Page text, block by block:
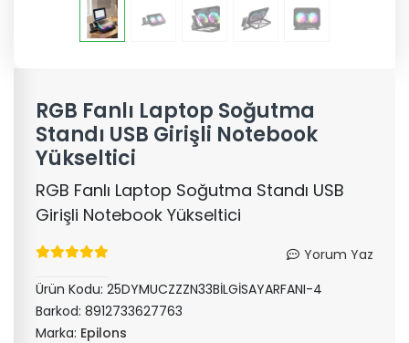
RGB Fanlı Laptop Soğutma
Standı USB Girişli Notebook
Yükseltici
RGB Fanlı Laptop Soğutma Standı USB
Girişli Notebook Yükseltici
Yorum Yaz
Ürün Kodu: 25DYMUCZZZN33BİLGİSAYARFANI-4
Barkod: 8912733627763
Marka: Epilons